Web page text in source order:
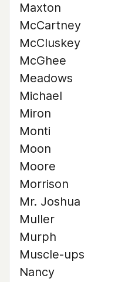
Maxton
McCartney
McCluskey
McGhee
Meadows
Michael
Miron
Monti
Moon
Moore
Morrison
Mr. Joshua
Muller
Murph
Muscle-ups
Nancy